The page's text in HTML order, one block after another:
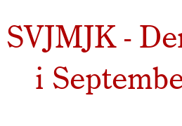
SVJMJK -
i